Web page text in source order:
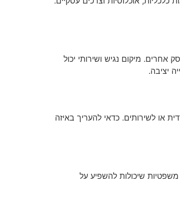
מיקום נגיש ושירותי יכול
יציבה.
או לשירותים. כדאי להעריך באיזה
שיכולות להשפיע על